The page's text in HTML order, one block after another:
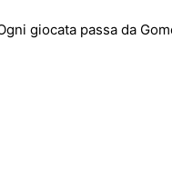
giocata passa da